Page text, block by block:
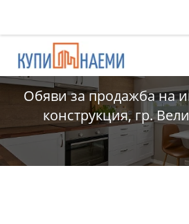
Обяви за продажба на
конструкция, гр.